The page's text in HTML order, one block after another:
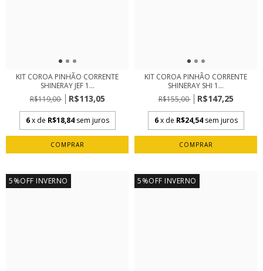
KIT COROA PINHÃO CORRENTE
SHINERAY JEF 1...
R$119,00
R$113,05
6 x de R$18,84 sem juros
KIT COROA PINHÃO CORRENTE
SHINERAY SHI 1...
R$155,00
R$147,25
6 x de R$24,54 sem juros
5%OFF INVERNO 5%OFF INVERNO